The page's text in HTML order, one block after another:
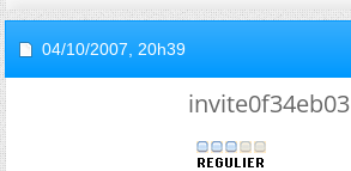
04/10/2007, 20h39
invite0f34eb03